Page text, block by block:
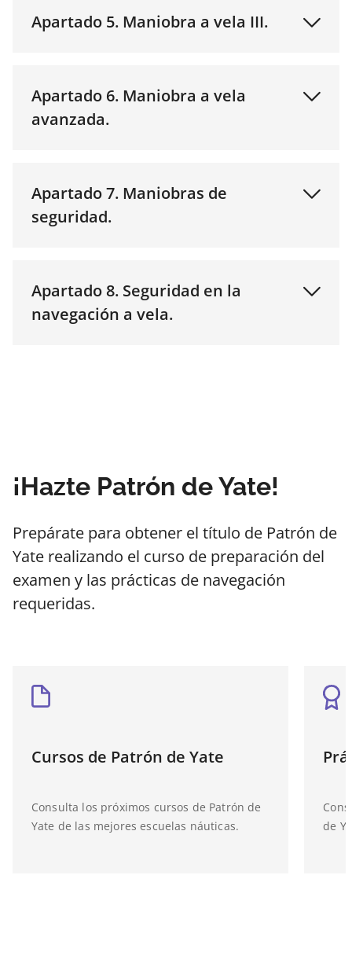
Apartado 5. Maniobra a vela III.
Apartado 6. Maniobra a vela
avanzada.
Apartado 7. Maniobras de
seguridad.
Apartado 8. Seguridad en la
navegación a vela.
¡Hazte Patrón de Yate!
Prepárate para obtener el título de Patrón de
Yate realizando el curso de preparación del
examen y las prácticas de navegación
requeridas.
Cursos de Patrón de Yate
Consulta los próximos cursos de Patrón de
Yate de las mejores escuelas náuticas.
de